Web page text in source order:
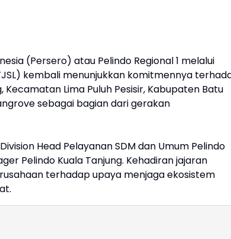
(Persero) atau Pelindo Regional 1 melalui
kembali menunjukkan komitmennya
Lima Puluh Pesisir, Kabupaten Batu
sebagai bagian dari gerakan
Head Pelayanan SDM dan Umum Pelindo
Pelindo Kuala Tanjung. Kehadiran jajaran
terhadap upaya menjaga ekosistem